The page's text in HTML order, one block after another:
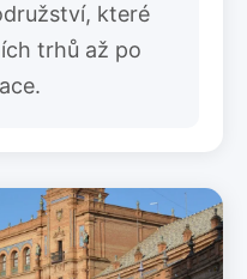
které
trhů až po